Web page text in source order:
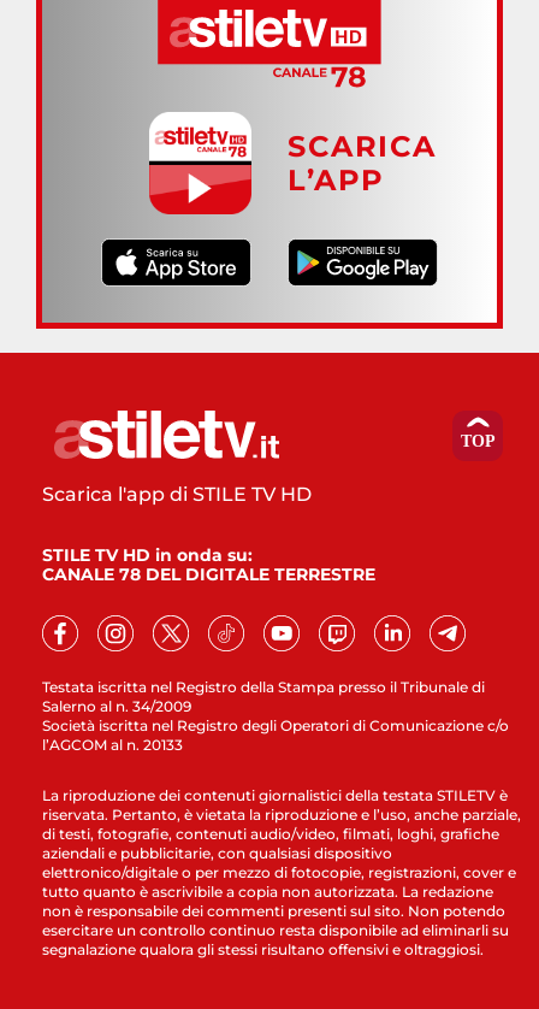
SCARICA
L’APP
Testata iscritta nel Registro della Stampa presso il Tribunale di
Salerno al n. 34/2009
Società iscritta nel Registro degli Operatori di Comunicazione c/o
l’AGCOM al n. 20133
Scarica l'app di STILE TV HD
STILE TV HD in onda su:
CANALE 78 DEL DIGITALE TERRESTRE
La riproduzione dei contenuti giornalistici della testata STILETV è
riservata. Pertanto, è vietata la riproduzione e l’uso, anche parziale,
di testi, fotografie, contenuti audio/video, filmati, loghi, grafiche
aziendali e pubblicitarie, con qualsiasi dispositivo
elettronico/digitale o per mezzo di fotocopie, registrazioni, cover e
tutto quanto è ascrivibile a copia non autorizzata. La redazione
non è responsabile dei commenti presenti sul sito. Non potendo
esercitare un controllo continuo resta disponibile ad eliminarli su
segnalazione qualora gli stessi risultano offensivi e oltraggiosi.